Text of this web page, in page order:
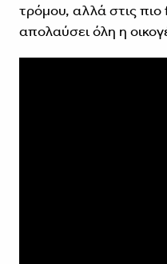
τρόμου, αλλά στις
απολαύσει όλη η